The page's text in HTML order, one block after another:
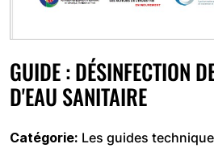
GUIDE : DÉSINFECTION
D'EAU SANITAIRE
Catégorie Les guides